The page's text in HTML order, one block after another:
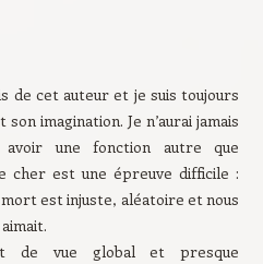
de cet auteur et je suis toujours
imagination. Je n’aurai jamais
une fonction autre que
cher est une épreuve difficile :
est injuste, aléatoire et nous
de vue global et presque